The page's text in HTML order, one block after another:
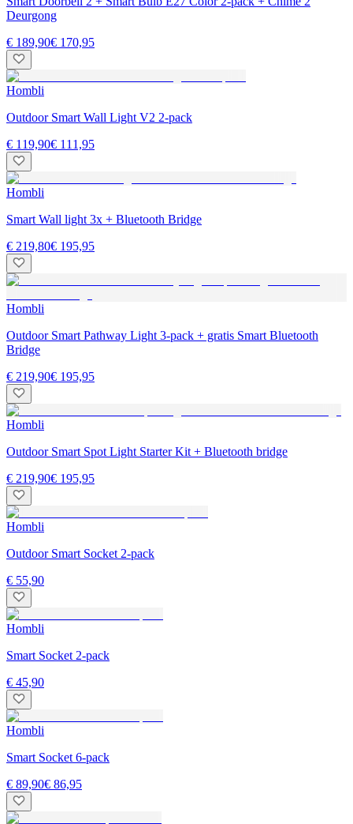
Deurgong
€ 189,90€ 170,95
Hombli
Outdoor Smart Wall Light V2 2-pack
€ 119,90€ 111,95
Hombli
Smart Wall light 3x + Bluetooth Bridge
€ 219,80€ 195,95
Hombli
Outdoor Smart Pathway Light 3-pack + gratis Smart Bluetooth
Bridge
€ 219,90€ 195,95
Hombli
Outdoor Smart Spot Light Starter Kit + Bluetooth bridge
€ 219,90€ 195,95
Hombli
Outdoor Smart Socket 2-pack
€ 55,90
Hombli
Smart Socket 2-pack
€ 45,90
Hombli
Smart Socket 6-pack
€ 89,90€ 86,95